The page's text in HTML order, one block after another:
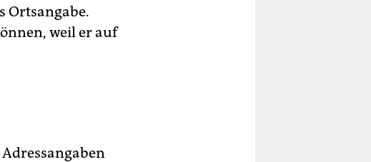
Ortsangabe.
weil er auf